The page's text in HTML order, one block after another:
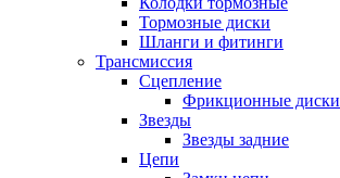
Тормозные диски
Шланги и фитинги
Трансмиссия
Cцепление
Фрикционные диски
Звезды
Звезды задние
Цепи